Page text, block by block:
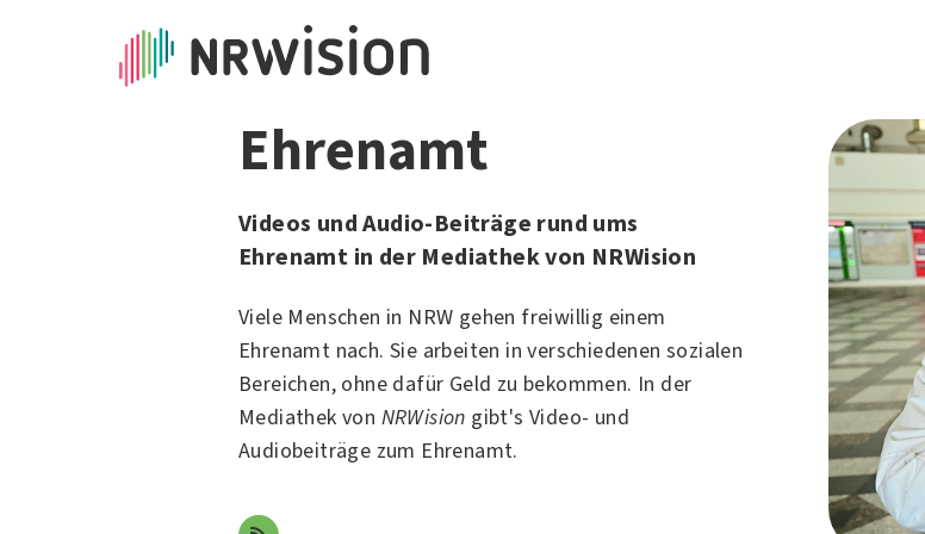
Ehrenamt
Videos und Audio-Beiträge rund ums
Ehrenamt in der Mediathek von NRWision
Viele Menschen in NRW gehen freiwillig einem
Ehrenamt nach. Sie arbeiten in verschiedenen sozialen
Bereichen, ohne dafür Geld zu bekommen. In der
Mediathek von NRWision gibt's Video- und
Audiobeiträge zum Ehrenamt.